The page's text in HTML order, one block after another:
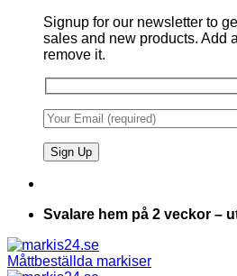
Signup for our newsletter to
sales and new products. Add
remove it.
Svalare hem på 2 veckor –